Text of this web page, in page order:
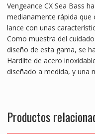
Vengeance CX Sea Bass
medianamente rápida que
lance con unas
Como muestra del
diseño de esta gama, se
Hardlite de acero
diseñado a medida, y una
Productos